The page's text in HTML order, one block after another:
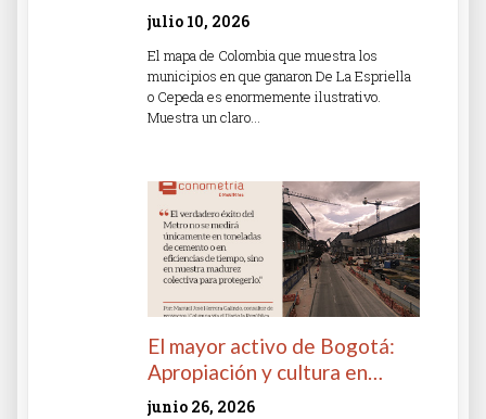
julio 10, 2026
El mapa de Colombia que muestra los
municipios en que ganaron De La Espriella
o Cepeda es enormemente ilustrativo.
Muestra un claro…
El mayor activo de Bogotá:
Apropiación y cultura en…
junio 26, 2026